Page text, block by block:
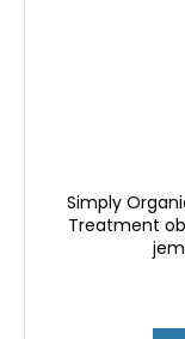
Simply
Treatment